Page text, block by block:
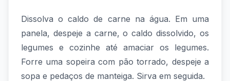
Dissolva o caldo de carne na água. Em uma
panela, despeje a carne, o caldo dissolvido, os
legumes e cozinhe até amaciar os legumes.
Forre uma sopeira com pão torrado, despeje a
sopa e pedaços de manteiga. Sirva em seguida.